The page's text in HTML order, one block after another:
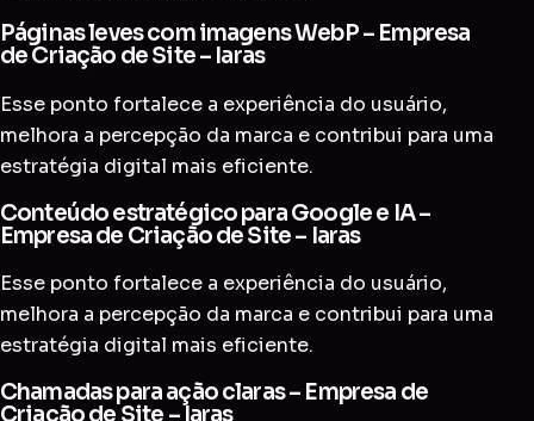
Páginas leves com imagens WebP – Empresa
de Criação de Site – Iaras
Esse ponto fortalece a experiência do usuário,
melhora a percepção da marca e contribui para uma
estratégia digital mais eficiente.
Conteúdo estratégico para Google e IA –
Empresa de Criação de Site – Iaras
Esse ponto fortalece a experiência do usuário,
melhora a percepção da marca e contribui para uma
estratégia digital mais eficiente.
Chamadas para ação claras – Empresa de
Criação de Site – Iaras